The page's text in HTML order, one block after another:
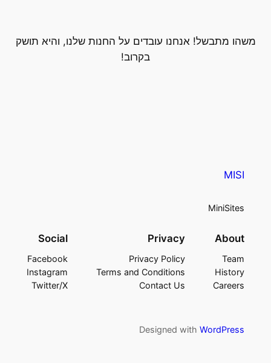
משהו מתבשל! אנחנו עובדים על החנות שלנו, והיא תושק
בקרוב!
MISI
MiniSites
About
Team
History
Careers
Privacy
Privacy Policy
Terms and Conditions
Contact Us
Social
Facebook
Instagram
Twitter/X
Designed withWordPress